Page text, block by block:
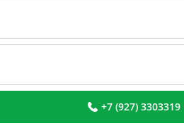
+7 (927) 3303319